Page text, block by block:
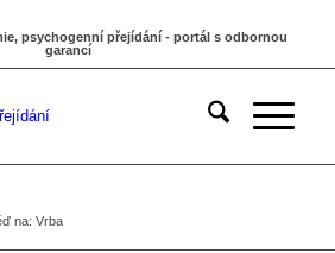
psychogenní přejídání - portál s odbornou
garancí
na: Vrba